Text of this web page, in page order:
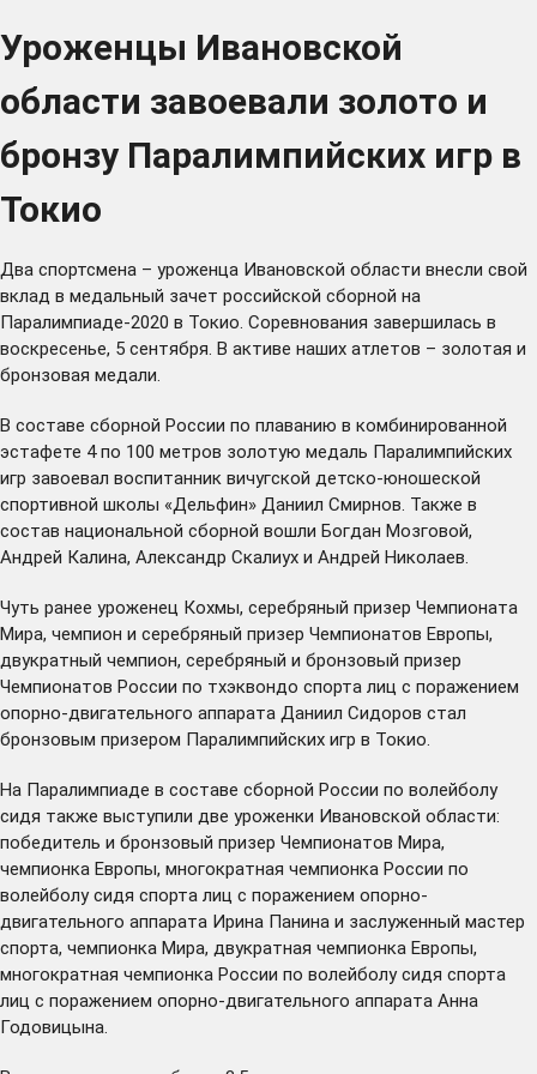
Уроженцы Ивановской
области завоевали золото и
бронзу Паралимпийских игр в
Токио
Два спортсмена – уроженца Ивановской области внесли свой
вклад в медальный зачет российской сборной на
Паралимпиаде-2020 в Токио. Соревнования завершилась в
воскресенье, 5 сентября. В активе наших атлетов – золотая и
бронзовая медали.
В составе сборной России по плаванию в комбинированной
эстафете 4 по 100 метров золотую медаль Паралимпийских
игр завоевал воспитанник вичугской детско-юношеской
спортивной школы «Дельфин» Даниил Смирнов. Также в
состав национальной сборной вошли Богдан Мозговой,
Андрей Калина, Александр Скалиух и Андрей Николаев.
Чуть ранее уроженец Кохмы, серебряный призер Чемпионата
Мира, чемпион и серебряный призер Чемпионатов Европы,
двукратный чемпион, серебряный и бронзовый призер
Чемпионатов России по тхэквондо спорта лиц с поражением
опорно-двигательного аппарата Даниил Сидоров стал
бронзовым призером Паралимпийских игр в Токио.
На Паралимпиаде в составе сборной России по волейболу
сидя также выступили две уроженки Ивановской области:
победитель и бронзовый призер Чемпионатов Мира,
чемпионка Европы, многократная чемпионка России по
волейболу сидя спорта лиц с поражением опорно-
двигательного аппарата Ирина Панина и заслуженный мастер
спорта, чемпионка Мира, двукратная чемпионка Европы,
многократная чемпионка России по волейболу сидя спорта
лиц с поражением опорно-двигательного аппарата Анна
Годовицына.